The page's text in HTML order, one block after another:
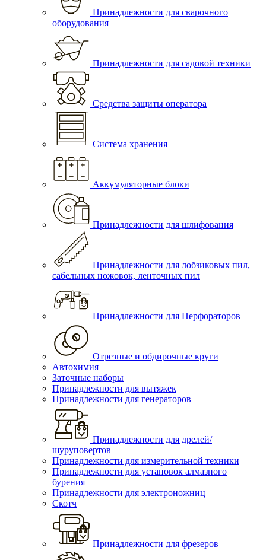
Принадлежности для сварочного
оборудования
Принадлежности для садовой техники
Средства защиты оператора
Система хранения
Аккумуляторные блоки
Принадлежности для шлифования
Принадлежности для лобзиковых пил,
сабельных ножовок, ленточных пил
Принадлежности для Перфораторов
Отрезные и обдирочные круги
Автохимия
Заточные наборы
Принадлежности для вытяжек
Принадлежности для генераторов
Принадлежности для дрелей/
шуруповертов
Принадлежности для измерительной техники
Принадлежности для установок алмазного
бурения
Принадлежности для электроножниц
Скотч
Принадлежности для фрезеров